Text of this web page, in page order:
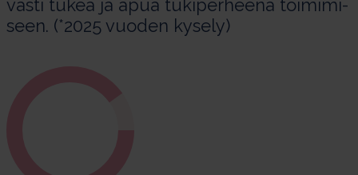
väs­ti tu­kea ja apua tu­ki­per­hee­nä toi­mi­mi­
seen. (*2025 vuoden kysely)